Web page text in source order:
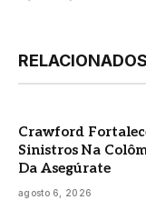
RELACIONADOS
Crawford
Sinistros Na
Da Asegúrate
agosto 6, 2026